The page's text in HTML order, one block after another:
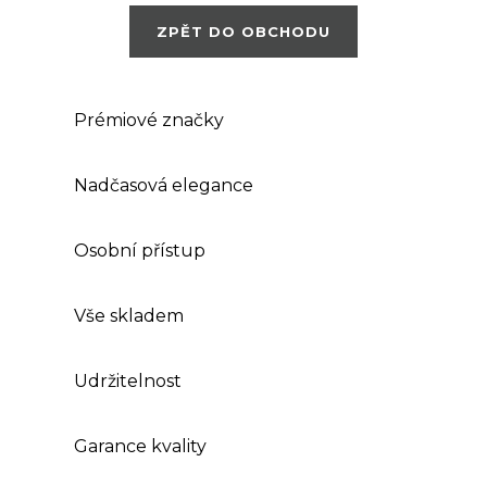
ZPĚT DO OBCHODU
Prémiové značky
Nadčasová elegance
Osobní přístup
Vše skladem
Udržitelnost
Garance kvality